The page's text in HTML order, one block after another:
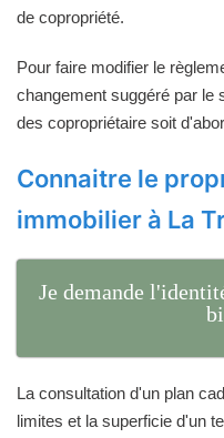
de copropriété.
Pour faire modifier le
changement suggéré par le
des copropriétaire soit
Connaitre le
immobilier à La
Je demande
La consultation d'un plan
limites et la superficie d'un